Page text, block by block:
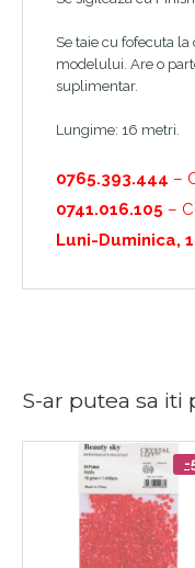
Se taie cu fofecuta
modelului. Are o
suplimentar.
Lungime: 16 metri.
0765.393.444 –
0741.016.105 –
Luni-Duminica,
S-ar putea sa iti
-